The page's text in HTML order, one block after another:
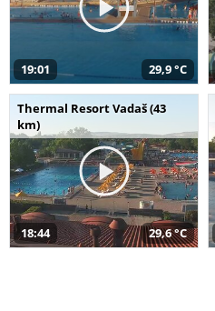
19:01 29,9 °C
Thermal Resort Vadaš (43
km)
18:44 29,6 °C